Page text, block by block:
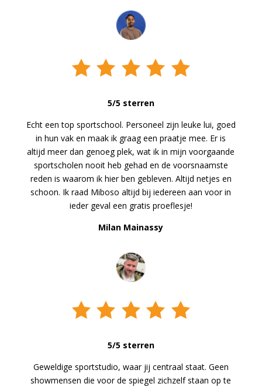
5/5 sterren
Echt een top sportschool. Personeel zijn leuke lui, goed
in hun vak en maak ik graag een praatje mee. Er is
altijd meer dan genoeg plek, wat ik in mijn voorgaande
sportscholen nooit heb gehad en de voorsnaamste
reden is waarom ik hier ben gebleven. Altijd netjes en
schoon. Ik raad Miboso altijd bij iedereen aan voor in
ieder geval een gratis proeflesje!
Milan Mainassy
5/5 sterren
Geweldige sportstudio, waar jij centraal staat. Geen
showmensen die voor de spiegel zichzelf staan op te